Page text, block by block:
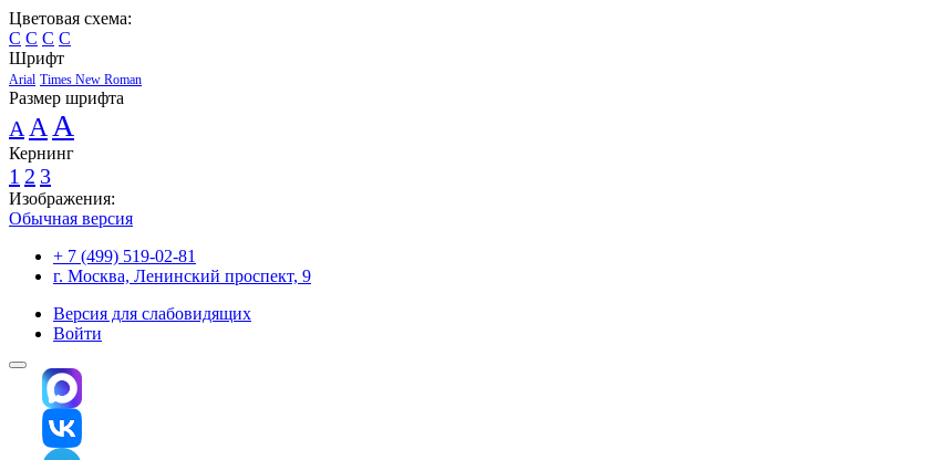
Цветовая схема:
C C C C
Шрифт
Arial Times New Roman
Размер шрифта
A A A
Кернинг
1 2 3
Изображения:
Обычная версия
+ 7 (499) 519-02-81
г. Москва, Ленинский проспект, 9
Версия для слабовидящих
Войти